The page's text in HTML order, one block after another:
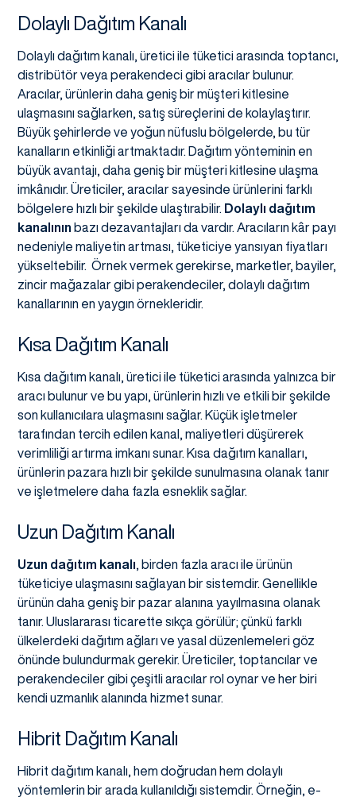
Dolaylı Dağıtım Kanalı
Dolaylı dağıtım kanalı, üretici ile tüketici arasında toptancı,
distribütör veya perakendeci gibi aracılar bulunur.
Aracılar, ürünlerin daha geniş bir müşteri kitlesine
ulaşmasını sağlarken, satış süreçlerini de kolaylaştırır.
Büyük şehirlerde ve yoğun nüfuslu bölgelerde, bu tür
kanalların etkinliği artmaktadır. Dağıtım yönteminin en
büyük avantajı, daha geniş bir müşteri kitlesine ulaşma
imkânıdır. Üreticiler, aracılar sayesinde ürünlerini farklı
bölgelere hızlı bir şekilde ulaştırabilir. Dolaylı dağıtım
kanalının bazı dezavantajları da vardır. Aracıların kâr payı
nedeniyle maliyetin artması, tüketiciye yansıyan fiyatları
yükseltebilir. Örnek vermek gerekirse, marketler, bayiler,
zincir mağazalar gibi perakendeciler, dolaylı dağıtım
kanallarının en yaygın örnekleridir.
Kısa Dağıtım Kanalı
Kısa dağıtım kanalı, üretici ile tüketici arasında yalnızca bir
aracı bulunur ve bu yapı, ürünlerin hızlı ve etkili bir şekilde
son kullanıcılara ulaşmasını sağlar. Küçük işletmeler
tarafından tercih edilen kanal, maliyetleri düşürerek
verimliliği artırma imkanı sunar. Kısa dağıtım kanalları,
ürünlerin pazara hızlı bir şekilde sunulmasına olanak tanır
ve işletmelere daha fazla esneklik sağlar.
Uzun Dağıtım Kanalı
Uzun dağıtım kanalı , birden fazla aracı ile ürünün
tüketiciye ulaşmasını sağlayan bir sistemdir. Genellikle
ürünün daha geniş bir pazar alanına yayılmasına olanak
tanır. Uluslararası ticarette sıkça görülür; çünkü farklı
ülkelerdeki dağıtım ağları ve yasal düzenlemeleri göz
önünde bulundurmak gerekir. Üreticiler, toptancılar ve
perakendeciler gibi çeşitli aracılar rol oynar ve her biri
kendi uzmanlık alanında hizmet sunar.
Hibrit Dağıtım Kanalı
Hibrit dağıtım kanalı, hem doğrudan hem dolaylı
yöntemlerin bir arada kullanıldığı sistemdir. Örneğin, e-